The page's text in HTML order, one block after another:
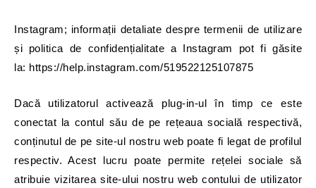
Instagram; informații detaliate despre termenii de utilizare
și politica de confidențialitate a Instagram pot fi găsite
la: https://help.instagram.com/519522125107875
Dacă utilizatorul activează plug-in-ul în timp ce este
conectat la contul său de pe rețeaua socială respectivă,
conținutul de pe site-ul nostru web poate fi legat de profilul
respectiv. Acest lucru poate permite rețelei sociale să
atribuie vizitarea site-ului nostru web contului de utilizator